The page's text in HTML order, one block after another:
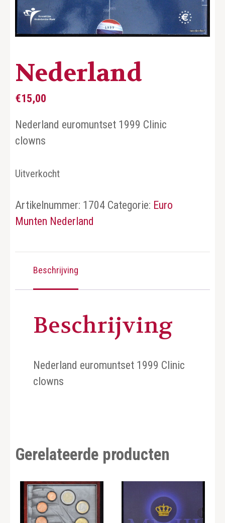
Nederland
€15,00
Nederland euromuntset 1999 Clinic
clowns
Uitverkocht
Artikelnummer: 1704 Categorie: Euro
Munten Nederland
Beschrijving
Beschrijving
Nederland euromuntset 1999 Clinic
clowns
Gerelateerde producten